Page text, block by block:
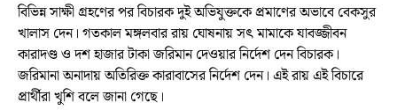
বিভিন্ন সাক্ষী গ্রহণের পর বিচারক দুই অভিযুক্তকে প্রমাণের অভাবে বেকসুর
খালাস দেন। গতকাল মঙ্গলবার রায় ঘোষনায় সৎ মামাকে যাবজ্জীবন
কারাদণ্ড ও দশ হাজার টাকা জরিমান দেওয়ার নির্দেশ দেন বিচারক।
জরিমানা অনাদায় অতিরিক্ত কারাবাসের নির্দেশ দেন। এই রায় এই বিচারে
প্রার্থীরা খুশি বলে জানা গেছে।